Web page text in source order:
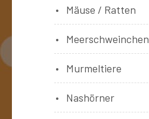
Mäuse / Ratten
Meerschweinchen
Murmeltiere
Nashörner